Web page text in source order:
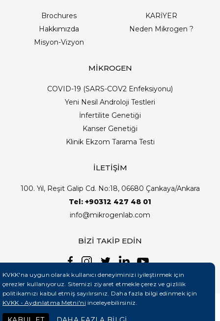
Brochures
KARİYER
Hakkımızda
Neden Mikrogen ?
Misyon-Vizyon
MİKROGEN
COVID-19 (SARS-COV2 Enfeksiyonu)
Yeni Nesil Androloji Testleri
İnfertilite Genetiği
Kanser Genetiği
Klinik Ekzom Tarama Testi
İLETİŞİM
100. Yıl, Reşit Galip Cd. No:18, 06680 Çankaya/Ankara
Tel: +90312 427 48 01
info@mikrogenlab.com
BİZİ TAKİP EDİN
KVKK'na uygun olarak kullanıcı deneyiminizi iyileştirmek için
çerezler kullanıyoruz. Sitemizi ziyaret etmekle çerez ve gizlilik
politikamızı kabul etmiş sayılırsınız. Daha fazla bilgi edinmek için
KVKK - Aydınlatma Metni'ni inceleyebilirsiniz.